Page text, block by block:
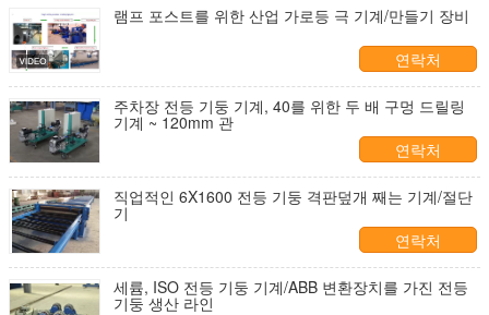
램프 포스트를 위한 산업 가로등 극 기계/만들기 장비
연락처
주차장 전등 기둥 기계, 40를 위한 두 배 구멍 드릴링
기계 ~ 120mm 관
연락처
직업적인 6X1600 전등 기둥 격판덮개 째는 기계/절단
기
연락처
세륨, ISO 전등 기둥 기계/ABB 변환장치를 가진 전등
기둥 생산 라인